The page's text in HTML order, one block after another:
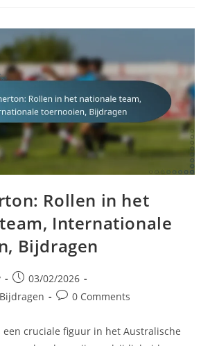
Rollen in het
Internationale
Bijdragen
Post
published:
03/02/2026
Post0 Comments
een cruciale figuur in het Australische